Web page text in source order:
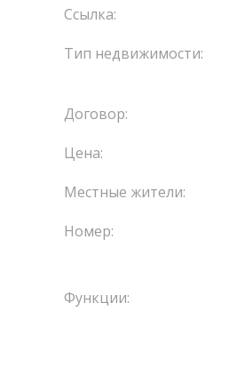
Ссылка:
Тип недвижимости:
Договор:
Цена:
Местные жители:
Номер:
Функции: